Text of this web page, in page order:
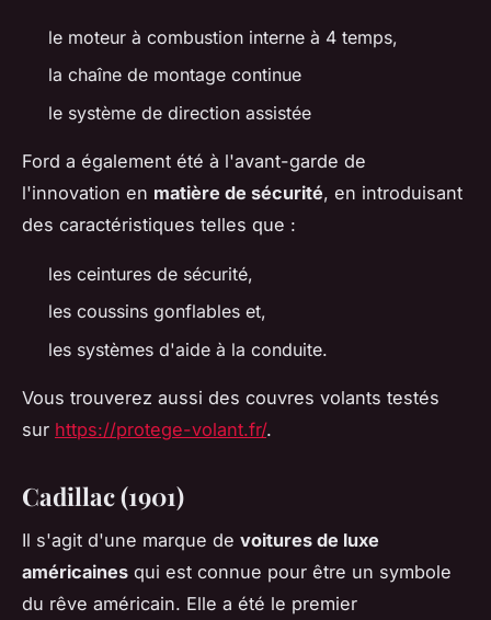
le moteur à combustion interne à 4 temps,
la chaîne de montage continue
le système de direction assistée
Ford a également été à l'avant-garde de
l'innovation en matière de sécurité, en introduisant
des caractéristiques telles que :
les ceintures de sécurité,
les coussins gonflables et,
les systèmes d'aide à la conduite.
Vous trouverez aussi des couvres volants testés
sur https://protege-volant.fr/.
Cadillac (1901)
Il s'agit d'une marque de voitures de luxe
américaines qui est connue pour être un symbole
du rêve américain. Elle a été le premier